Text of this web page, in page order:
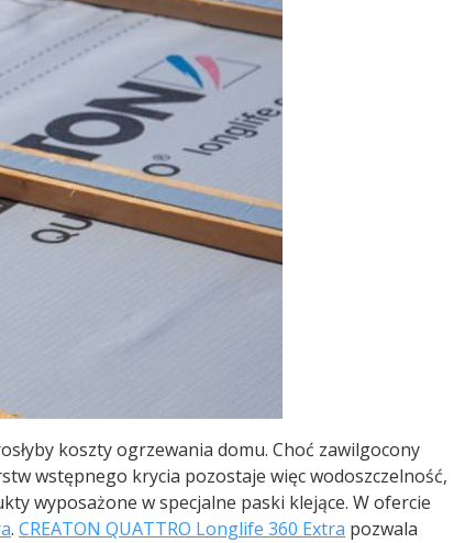
koszty ogrzewania domu. Choć zawilgocony
wstępnego krycia pozostaje więc wodoszczelność,
wyposażone w specjalne paski klejące. W ofercie
. CREATON QUATTRO Longlife 360 Extra pozwala